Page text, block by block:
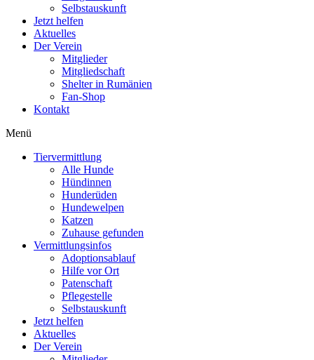
Selbstauskunft
Jetzt helfen
Aktuelles
Der Verein
Mitglieder
Mitgliedschaft
Shelter in Rumänien
Fan-Shop
Kontakt
Menü
Tiervermittlung
Alle Hunde
Hündinnen
Hunderüden
Hundewelpen
Katzen
Zuhause gefunden
Vermittlungsinfos
Adoptionsablauf
Hilfe vor Ort
Patenschaft
Pflegestelle
Selbstauskunft
Jetzt helfen
Aktuelles
Der Verein